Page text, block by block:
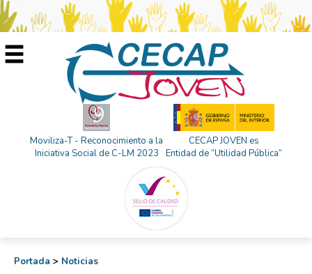
Moviliza-T - Reconocimiento a la
Iniciativa Social de C-LM 2023
CECAP JOVEN es
Entidad de “Utilidad Pública”
Portada > Noticias